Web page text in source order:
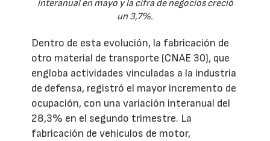
interanual en mayo y la cifra de negocios creció
un 3,7%.
Dentro de esta evolución, la fabricación de
otro material de transporte (CNAE 30), que
engloba actividades vinculadas a la industria
de defensa, registró el mayor incremento de
ocupación, con una variación interanual del
28,3% en el segundo trimestre. La
fabricación de vehículos de motor,